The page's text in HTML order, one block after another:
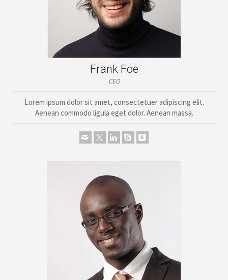
Frank Foe
CEO
Lorem ipsum dolor sit amet, consectetuer adipiscing elit.
Aenean commodo ligula eget dolor. Aenean massa.